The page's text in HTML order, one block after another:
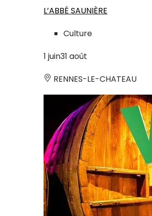
L’ABBÉ SAUNIÈRE
Culture
1 juin31 août
RENNES-LE-CHATEAU